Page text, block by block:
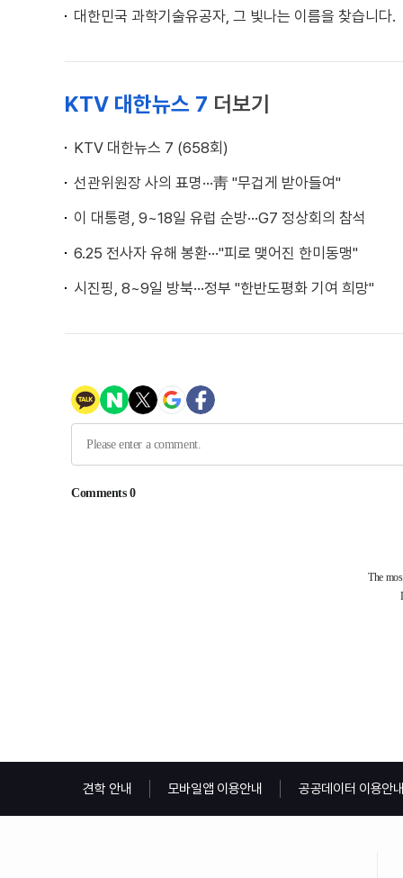
대한민국 과학기술유공자, 그 빛나는 이름을 찾습니다.
KTV 대한뉴스 7 더보기
KTV 대한뉴스 7 (658회)
선관위원장 사의 표명···靑 "무겁게 받아들여"
이 대통령, 9~18일 유럽 순방···G7 정상회의 참석
6.25 전사자 유해 봉환···"피로 맺어진 한미동맹"
시진핑, 8~9일 방북···정부 "한반도평화 기여 희망"
견학 안내 모바일앱 이용안내 공공데이터 이용안내